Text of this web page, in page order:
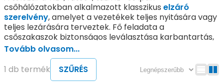
csőhálózatokban alkalmazott klasszikus elzáró
szerelvény, amelyet a vezetékek teljes nyitására vagy
teljes lezárására terveztek. Fő feladata a
csőszakaszok biztonságos leválasztása karbantartás,
javítás, rendszer-átalakítás vagy üzemeltetési célok
esetén. A tolózár nem szabályozó szerelvény, hanem
kizárólag szakaszolási és elzárási funkciót lát el.
Tovább olvasom...
1 db termék
SZŰRÉS